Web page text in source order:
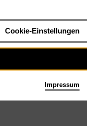
Cookie-Einstellungen
Impressum